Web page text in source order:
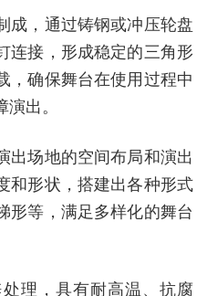
成，通过铸钢或冲压轮盘
连接，形成稳定的三角形
，确保舞台在使用过程中
出。
出场地的空间布局和演出
和形状，搭建出各种形式
形等，满足多样化的舞台
理，具有耐高温、抗腐